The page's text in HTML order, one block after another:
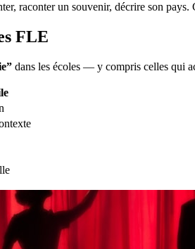
raconter un souvenir, décrire son pays.
FLE
dans les écoles — y compris celles qui